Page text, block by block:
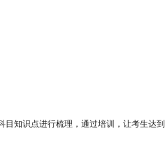
知识点进行梳理，通过培训，让考生达到